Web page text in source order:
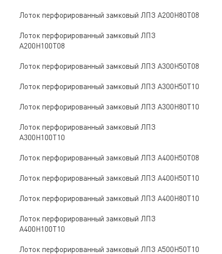
Лоток перфорированный замковый ЛПЗ A200Н80Т08
Лоток перфорированный замковый ЛПЗ
A200Н100Т08
Лоток перфорированный замковый ЛПЗ A300Н50Т08
Лоток перфорированный замковый ЛПЗ A300Н50Т10
Лоток перфорированный замковый ЛПЗ A300Н80Т10
Лоток перфорированный замковый ЛПЗ
A300Н100Т10
Лоток перфорированный замковый ЛПЗ A400Н50Т08
Лоток перфорированный замковый ЛПЗ A400Н50Т10
Лоток перфорированный замковый ЛПЗ A400Н80Т10
Лоток перфорированный замковый ЛПЗ
A400Н100Т10
Лоток перфорированный замковый ЛПЗ A500Н50Т10